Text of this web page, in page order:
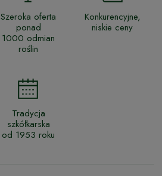
Szeroka oferta
ponad
1000 odmian
roślin
Konkurencyjne,
niskie ceny
Tradycja
szkółkarska
od 1953 roku